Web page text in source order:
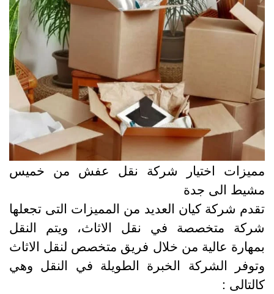
اختيار شركة نقل عفش من خميس
الى جدة
شركة كيان العديد من المميزات التى تجعلها
متخصصة في نقل الاثاث، ويتم النقل
عالية من خلال فريق متخصص لنقل الاثاث
الشركة الخبرة الطويلة في النقل وهي
: